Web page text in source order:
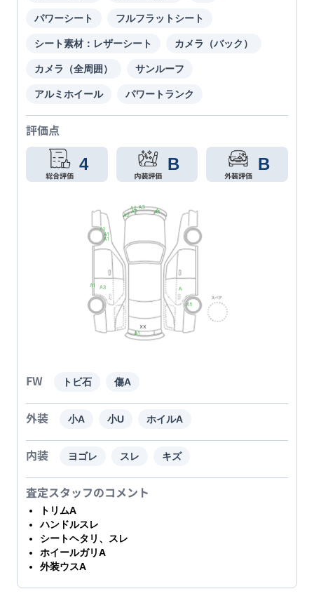
パワーシート フルフラットシート
シート素材：レザーシート カメラ（バック）
カメラ（全周囲） サンルーフ
アルミホイール パワートランク
評価点
4 B B
FW トビ石 傷A
外装 小A 小U ホイルA
内装 ヨゴレ スレ キズ
査定スタッフのコメント
トリムA
ハンドルスレ
シートヘタリ、スレ
ホイールガリA
外装ウスA